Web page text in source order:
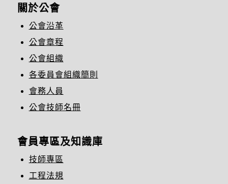
關於公會
公會沿革
公會章程
公會組織
各委員會組織簡則
會務人員
公會技師名冊
會員專區及知識庫
技師專區
工程法規